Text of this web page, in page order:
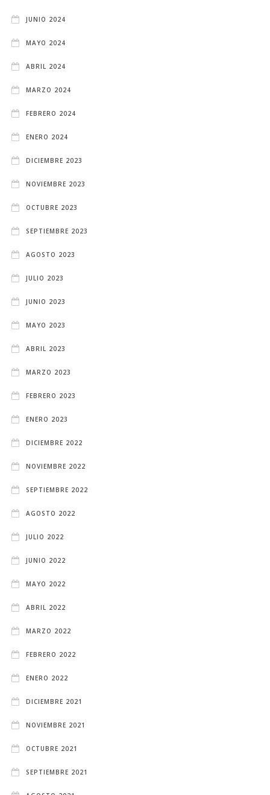
JUNIO 2024
MAYO 2024
ABRIL 2024
MARZO 2024
FEBRERO 2024
ENERO 2024
DICIEMBRE 2023
NOVIEMBRE 2023
OCTUBRE 2023
SEPTIEMBRE 2023
AGOSTO 2023
JULIO 2023
JUNIO 2023
MAYO 2023
ABRIL 2023
MARZO 2023
FEBRERO 2023
ENERO 2023
DICIEMBRE 2022
NOVIEMBRE 2022
SEPTIEMBRE 2022
AGOSTO 2022
JULIO 2022
JUNIO 2022
MAYO 2022
ABRIL 2022
MARZO 2022
FEBRERO 2022
ENERO 2022
DICIEMBRE 2021
NOVIEMBRE 2021
OCTUBRE 2021
SEPTIEMBRE 2021